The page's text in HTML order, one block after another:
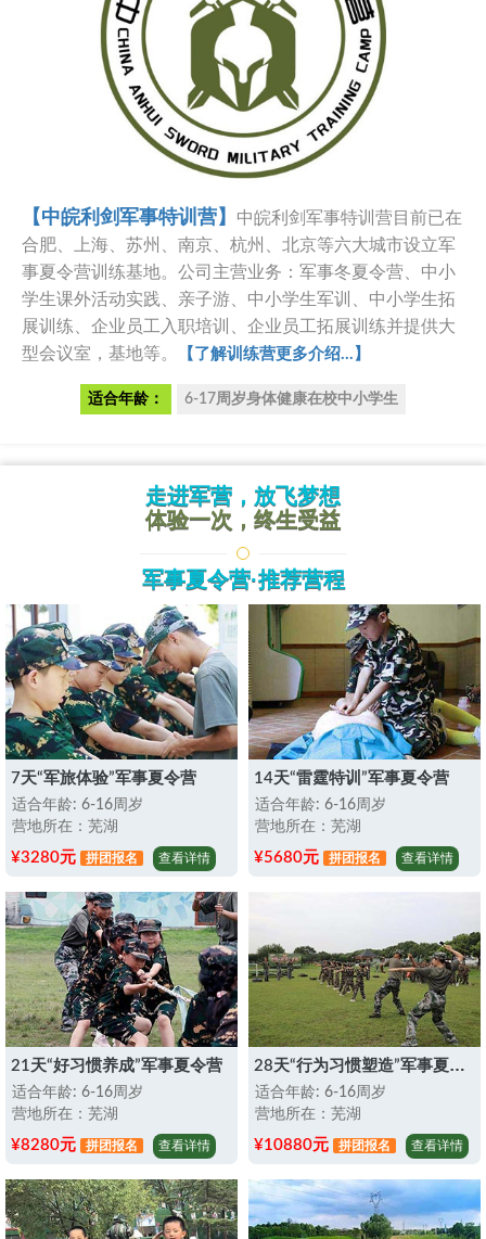
【中皖利剑军事特训营】
中皖利剑军事特训营目前已在
合肥、上海、苏州、南京、杭州、北京等六大城市设立军
事夏令营训练基地。公司主营业务：军事冬夏令营、中小
学生课外活动实践、亲子游、中小学生军训、中小学生拓
展训练、企业员工入职培训、企业员工拓展训练并提供大
型会议室，基地等。
【了解训练营更多介绍...】
适合年龄： 6-17周岁身体健康在校中小学生
走进军营，放飞梦想
体验一次，终生受益
军事夏令营·推荐营程
7天“军旅体验”军事夏令营
适合年龄: 6-16周岁
营地所在：芜湖
¥3280元 拼团报名 查看详情
14天“雷霆特训”军事夏令营
适合年龄: 6-16周岁
营地所在：芜湖
¥5680元 拼团报名 查看详情
21天“好习惯养成”军事夏令营
适合年龄: 6-16周岁
营地所在：芜湖
¥8280元 拼团报名 查看详情
28天“行为习惯塑造”军事夏令营
适合年龄: 6-16周岁
营地所在：芜湖
¥10880元 拼团报名 查看详情